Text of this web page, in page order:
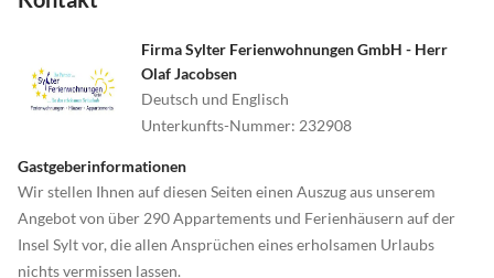
Firma Sylter Ferienwohnungen GmbH - Herr
Olaf Jacobsen
Deutsch und Englisch
Unterkunfts-Nummer: 232908
Gastgeberinformationen
Wir stellen Ihnen auf diesen Seiten einen Auszug aus unserem
Angebot von über 290 Appartements und Ferienhäusern auf der
Insel Sylt vor, die allen Ansprüchen eines erholsamen Urlaubs
nichts vermissen lassen.